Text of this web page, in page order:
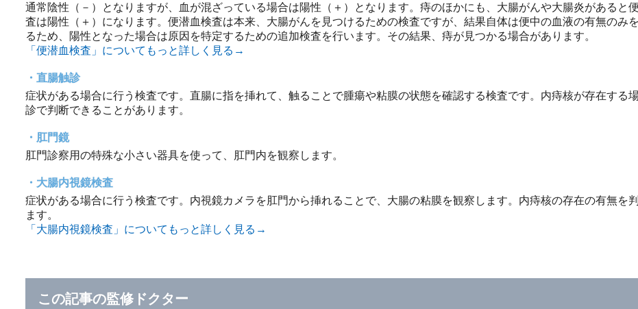
通常陰性（－）となりますが、血が混ざっている場合は陽性（＋）となります。痔のほかにも、大腸がんや大腸炎があると
査は陽性（＋）になります。便潜血検査は本来、大腸がんを見つけるための検査ですが、結果自体は便中の血液の有無のみ
るため、陽性となった場合は原因を特定するための追加検査を行います。その結果、痔が見つかる場合があります。
「便潜血検査」についてもっと詳しく見る→
直腸触診
症状がある場合に行う検査です。直腸に指を挿れて、触ることで腫瘍や粘膜の状態を確認する検査です。内痔核が存在する
診で判断できることがあります。
肛門鏡
肛門診察用の特殊な小さい器具を使って、肛門内を観察します。
大腸内視鏡検査
症状がある場合に行う検査です。内視鏡カメラを肛門から挿れることで、大腸の粘膜を観察します。内痔核の存在の有無を
ます。
「大腸内視鏡検査」についてもっと詳しく見る→
この記事の監修ドクター